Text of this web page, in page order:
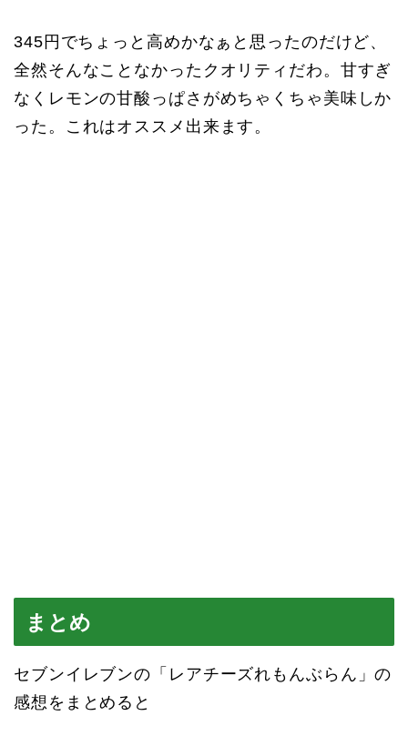
345円でちょっと高めかなぁと思ったのだけど、
全然そんなことなかったクオリティだわ。甘すぎ
なくレモンの甘酸っぱさがめちゃくちゃ美味しか
った。これはオススメ出来ます。
まとめ
セブンイレブンの「レアチーズれもんぶらん」の
感想をまとめると